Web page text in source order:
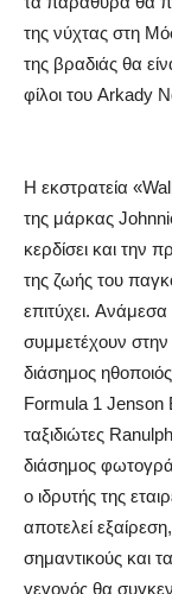
της νύχτας στη
της βραδιάς θα
φίλοι του Arkady
Η εκστρατεία
της μάρκας
κερδίσει και την
της ζωής του
επιτύχει.
συμμετέχουν
διάσημος
Formula 1 Jenson
ταξιδιώτες
διάσημος
ο ιδρυτής της
αποτελεί
σημαντικούς και
γεγονός θα